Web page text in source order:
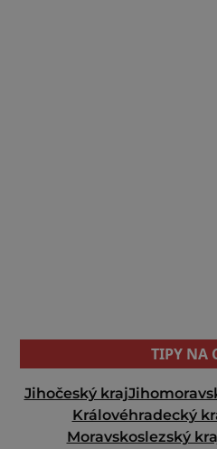
TIPY NA
Jihočeský kraj
Královéhradecký
Moravskoslezský